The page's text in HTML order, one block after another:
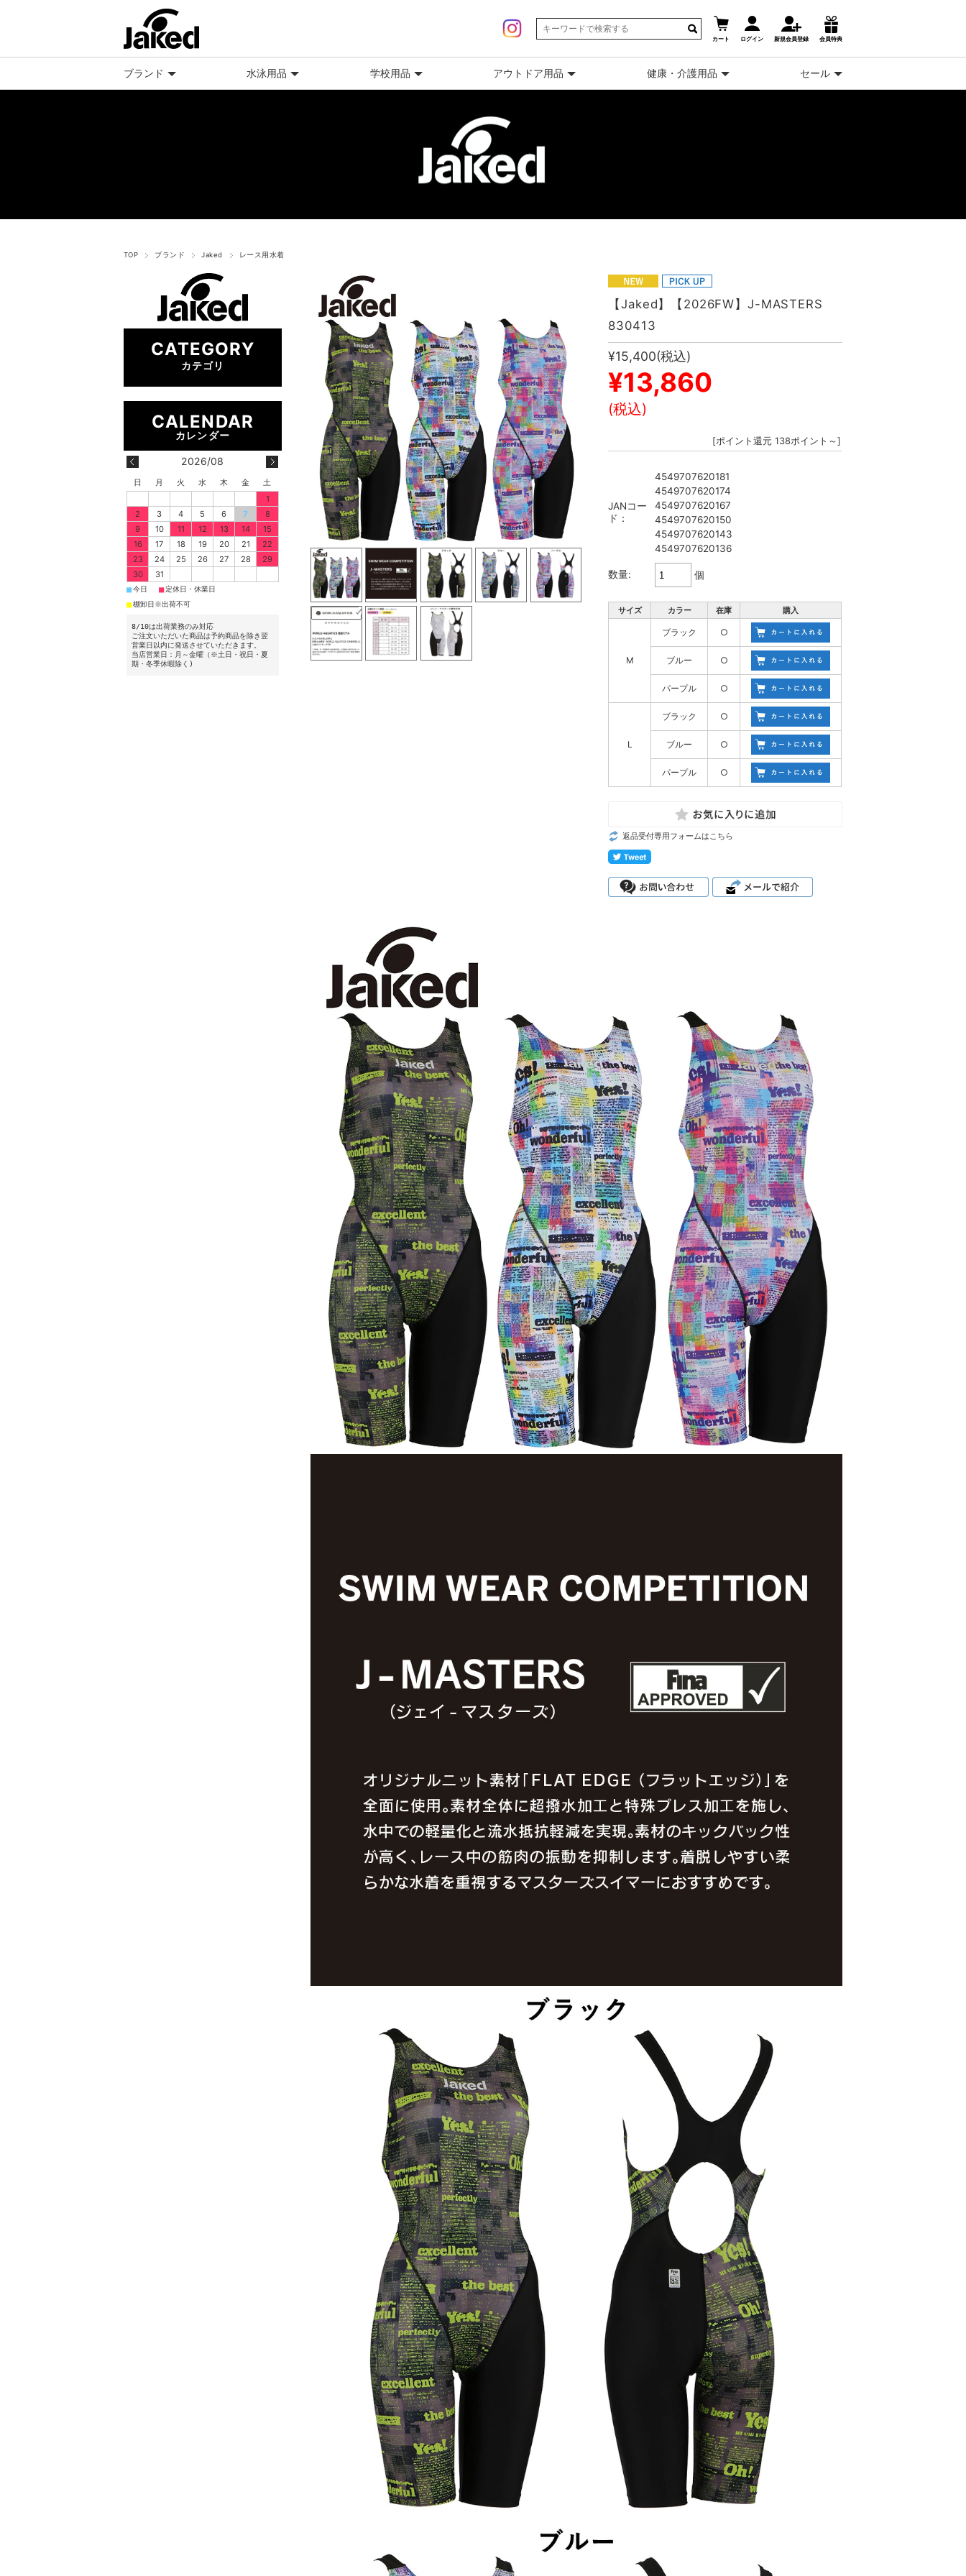
カート ログイン 新規会員登録 会員特典
ブランド 水泳用品 学校用品 アウトドア用品 健康・介護用品 セール
TOP ブランド Jaked レース用水着
【Jaked】【2026FW】J-MASTERS
830413
¥15,400(税込)
¥13,860
(税込)
[ポイント還元 138ポイント～]
JANコー
ド：
4549707620181
4549707620174
4549707620167
4549707620150
4549707620143
4549707620136
数量: 個
サイズ カラー 在庫 購入
M
ブラック ○
ブルー ○
パープル ○
L
ブラック ○
ブルー ○
パープル ○
返品受付専用フォームはこちら
CATEGORY
カテゴリ
2026/08
日 月 火 水 木 金
土
1
2
3 4 5 6 7
8
9
10 11 12 13 14
15
16
17 18 19 20 21
22
23
24 25 26 27 28
29
30
31
■今日 ■定休日・休業日
■棚卸日※出荷不可
8/10は出荷業務のみ対応
ご注文いただいた商品は予約商品を除き翌
営業日以内に発送させていただきます。
当店営業日：月～金曜（※土日・祝日・夏
期・冬季休暇除く)